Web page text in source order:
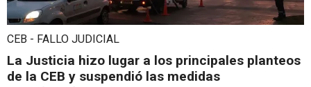
CEB - FALLO JUDICIAL
La Justicia hizo lugar a los principales planteos
de la CEB y suspendió las medidas